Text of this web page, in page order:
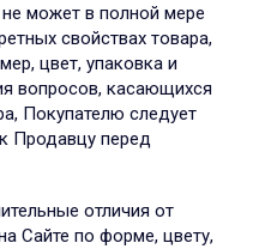
может в полной мере
свойствах товара,
цвет, упаковка и
вопросов, касающихся
Покупателю следует
Продавцу перед
отличия от
Сайте по форме, цвету,